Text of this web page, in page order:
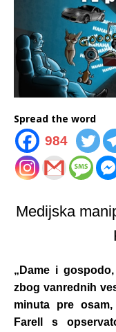
Spread the word
984
Medijska
„Dame i
zbog vanrednih
minuta pre
Farell s